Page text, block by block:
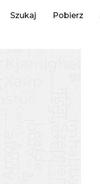
Szukaj Pobierz